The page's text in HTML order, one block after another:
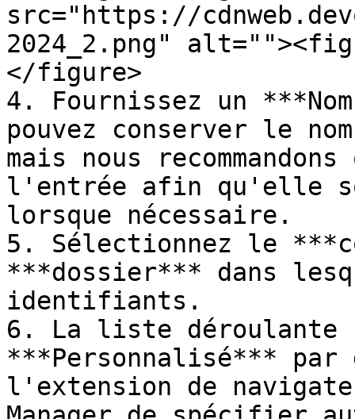
src="https://
2024_2.png"
</figure>
4. Fournissez un
pouvez conserver le
mais nous
l'entrée afin qu'elle
lorsque nécessaire.
5. Sélectionnez le
***dossier*** dans
identifiants.
6. La liste déroulante
***Personnalisé*** par
l'extension de